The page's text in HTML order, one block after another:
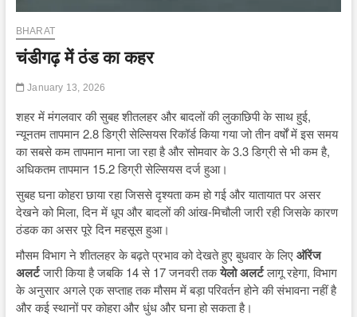
BHARAT
चंडीगढ़ में ठंड का कहर
January 13, 2026
शहर में मंगलवार की सुबह शीतलहर और बादलों की लुकाछिपी के साथ हुई,
न्यूनतम तापमान 2.8 डिग्री सेल्सियस रिकॉर्ड किया गया जो तीन वर्षों में इस समय
का सबसे कम तापमान माना जा रहा है और सोमवार के 3.3 डिग्री से भी कम है,
अधिकतम तापमान 15.2 डिग्री सेल्सियस दर्ज हुआ।
सुबह घना कोहरा छाया रहा जिससे दृश्यता कम हो गई और यातायात पर असर
देखने को मिला, दिन में धूप और बादलों की आंख-मिचौली जारी रही जिसके कारण
ठंडक का असर पूरे दिन महसूस हुआ।
मौसम विभाग ने शीतलहर के बढ़ते प्रभाव को देखते हुए बुधवार के लिएऑरेंज
अलर्टजारी किया है जबकि 14 से 17 जनवरी तकयेलो अलर्टलागू रहेगा, विभाग
के अनुसार अगले एक सप्ताह तक मौसम में बड़ा परिवर्तन होने की संभावना नहीं है
और कई स्थानों पर कोहरा और धुंध और घना हो सकता है।